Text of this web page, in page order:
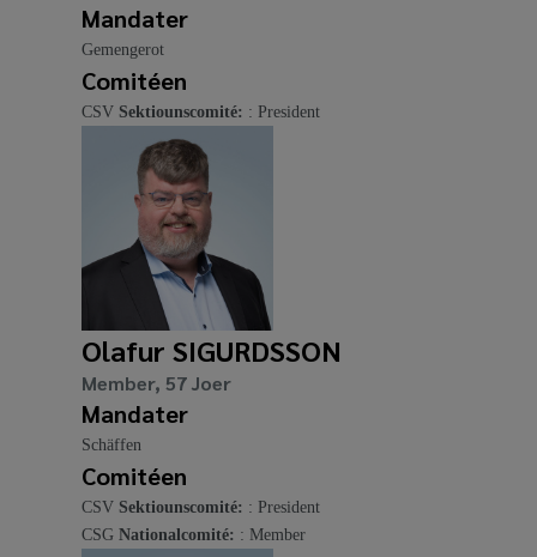
Mandater
Gemengerot
Comitéen
CSV Sektiounscomité: : President
Olafur SIGURDSSON
Member, 57 Joer
Mandater
Schäffen
Comitéen
CSV Sektiounscomité: : President
CSG Nationalcomité: : Member